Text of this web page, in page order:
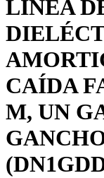
LÍNEA
CAÍDA
M, UN